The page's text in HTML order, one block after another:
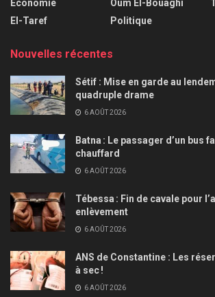
Économie
El-Taref
Oum El-Bouaghi
Politique
Nouvelles récentes
Sétif : Mise en garde au
quadruple drame
6 AOÛT 2026
Batna : Le passager d’un bus
chauffard
6 AOÛT 2026
Tébessa : Fin de cavale pour
enlèvement
6 AOÛT 2026
ANS de Constantine : Les
à sec !
6 AOÛT 2026